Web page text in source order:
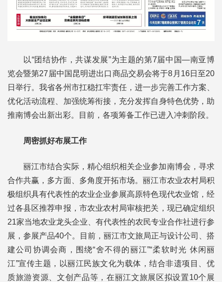
以“团结协作，共谋发展”为主题的第7届中国—南亚博
览会暨第27届中国昆明进出口商品交易会将于8月16日至20
日举行。我省各州市扛稳扛牢责任，进一步完善工作方案、
优化活动流程、加强统筹衔接，充分发挥自身特色优势，助
推南博会出新出彩。目前，各项筹备工作已进入冲刺阶段。
周密抓好布展工作
丽江市结合实际，精心组织相关企业参加南博会，寻求
合作共赢，多方面、多角度开拓市场。丽江市农业农村局积
极组织具有代表性的农业企业参展高原特色现代农业馆，经
过各县区推荐申报，市农业农村局审核把关，现已确定组织
21家当地农业龙头企业、有代表性的农民专业合作社进行参
展，参展产品40个。目前，丽江市文旅局正与设计公司、搭
建公司协调会商，围绕“舍不得的丽江”“柔软时光 休闲丽
江”宣传主题，以丽江民族文化为载体，结合非遗项目、优
质旅游资源、文创产品等，在丽江文旅展区拟设置10个展